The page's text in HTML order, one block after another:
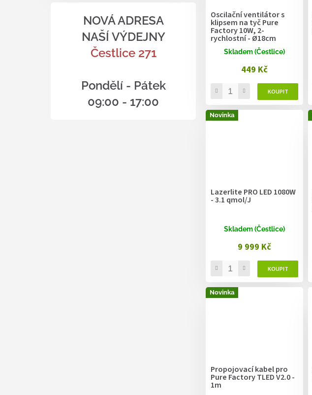
NOVÁ ADRESA
NAŠÍ VÝDEJNY
Čestlice 271
Pondělí - Pátek
09:00 - 17:00
Oscilační ventilátor s
klipsem na tyč Pure
Factory 10W, 2-
rychlostní - Ø18cm
Skladem (Čestlice)
449 Kč
Novinka
Lazerlite PRO LED 1080W
- 3.1 qmol/J
Skladem (Čestlice)
9 999 Kč
Novinka
Propojovací kabel pro
Pure Factory TLED V2.0 -
1m